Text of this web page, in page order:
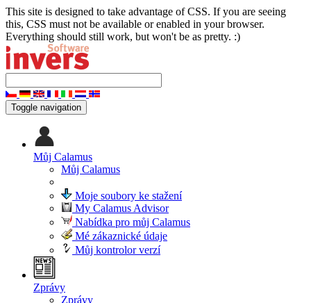
This site is designed to take advantage of CSS. If you are seeing
this, CSS must not be available or enabled in your browser.
Everything should still work, but won't be as pretty. :)
Toggle navigation
Můj Calamus
Můj Calamus
Moje soubory ke stažení
My Calamus Advisor
Nabídka pro můj Calamus
Mé zákaznické údaje
Můj kontrolor verzí
Zprávy
Zprávy